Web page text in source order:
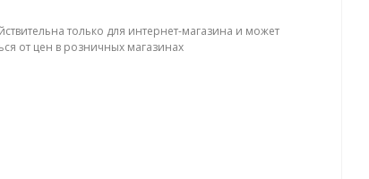
только для интернет-магазина и может
от цен в розничных магазинах